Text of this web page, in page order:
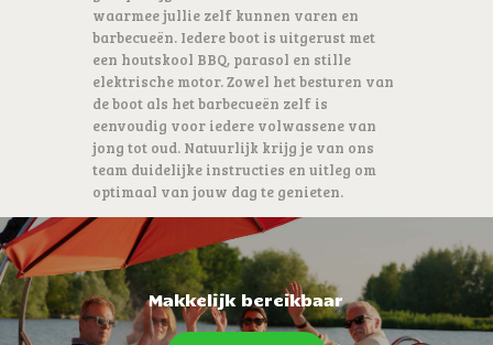
waarmee jullie zelf kunnen varen en
barbecueën. Iedere boot is uitgerust met
een houtskool BBQ, parasol en stille
elektrische motor. Zowel het besturen van
de boot als het barbecueën zelf is
eenvoudig voor iedere volwassene van
jong tot oud. Natuurlijk krijg je van ons
team duidelijke instructies en uitleg om
optimaal van jouw dag te genieten.
Makkelijk bereikbaar